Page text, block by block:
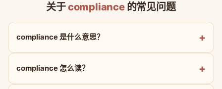
关于compliance的常见问题
compliance 是什么意思？
compliance 怎么读？